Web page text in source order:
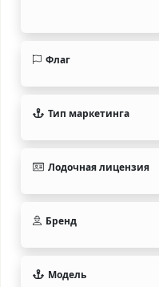
Флаг
Тип маркетинга
Лодочная лицензия
Бренд
Модель